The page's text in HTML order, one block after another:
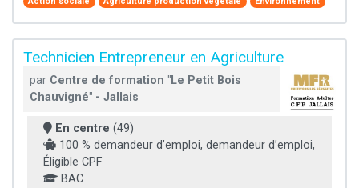
Technicien Entrepreneur en Agriculture
par Centre de formation "Le Petit Bois
Chauvigné" - Jallais
En centre (49)
100 % demandeur d’emploi, demandeur d’emploi,
Éligible CPF
BAC